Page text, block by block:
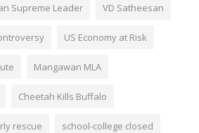
Supreme Leader VD Satheesan
US Economy at Risk
Mangawan MLA
Cheetah Kills Buffalo
rescue school-college closed